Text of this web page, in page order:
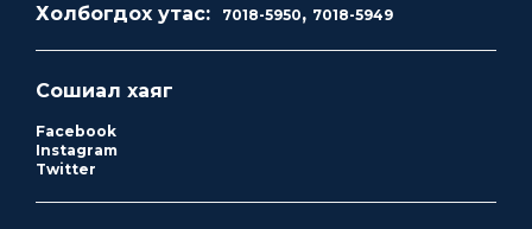
Холбогдох утас: 7018-5950, 7018-5949
Сошиал хаяг
Facebook
Instagram
Twitter